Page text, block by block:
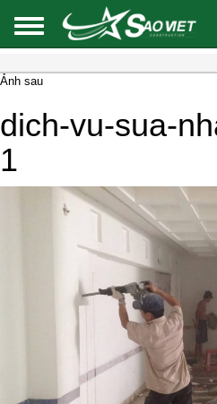
Ảnh sau
dich-vu-sua-
1